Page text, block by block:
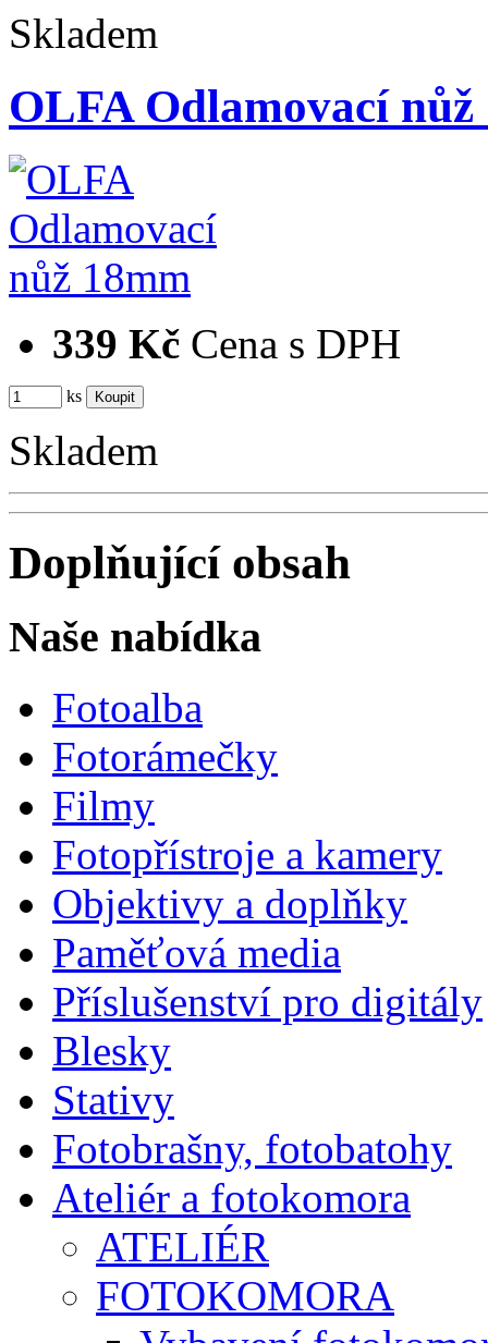
Skladem
OLFA Odlamovací nůž
339 Kč Cena s DPH
ks
Skladem
Doplňující obsah
Naše nabídka
Fotoalba
Fotorámečky
Filmy
Fotopřístroje a kamery
Objektivy a doplňky
Paměťová media
Příslušenství pro digitály
Blesky
Stativy
Fotobrašny, fotobatohy
Ateliér a fotokomora
ATELIÉR
FOTOKOMORA